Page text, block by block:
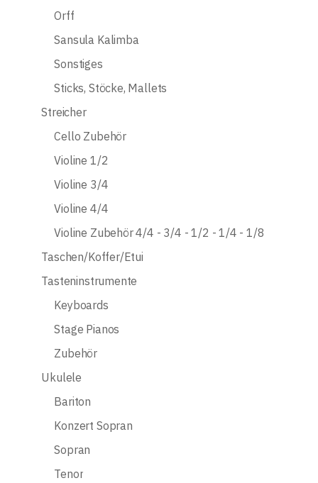
Orff
Sansula Kalimba
Sonstiges
Sticks, Stöcke, Mallets
Streicher
Cello Zubehör
Violine 1/2
Violine 3/4
Violine 4/4
Violine Zubehör 4/4 - 3/4 - 1/2 - 1/4 - 1/8
Taschen/Koffer/Etui
Tasteninstrumente
Keyboards
Stage Pianos
Zubehör
Ukulele
Bariton
Konzert Sopran
Sopran
Tenor